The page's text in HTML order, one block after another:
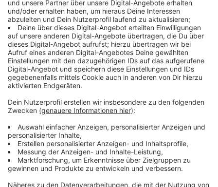
Sieger werden noch geehrt
Anzeige
Das Kilometer sammeln soll jedes Jahr Menschen bei
uns in der Stadt dazu bewegen, das Fahrrad überhaupt
oder noch mehr zu nutzen – im Sinne des Klimas und
Oktober noch bei einer Siegerehrung gewürdigt.
Anzeige
Weitere Meldungen aus Leverkusen